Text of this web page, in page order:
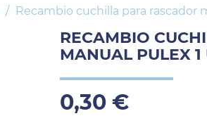
Recambio cuchilla para rascador
RECAMBIO
MANUAL PULEX 1
0,30 €